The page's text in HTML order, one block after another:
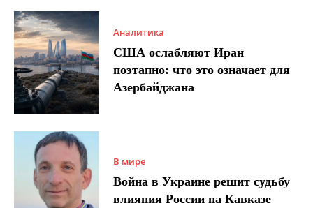
Аналитика
США ослабляют Иран
поэтапно: что это означает для
Азербайджана
В мире
Война в Украине решит судьбу
влияния России на Кавказе